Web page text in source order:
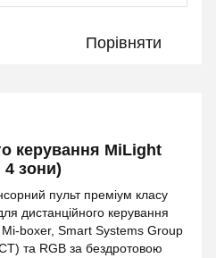
Порівняти
керування MiLight
4 зони)
пульт преміум класу
дистанційного керування
boxer, Smart Systems Group
та RGB за бездротовою